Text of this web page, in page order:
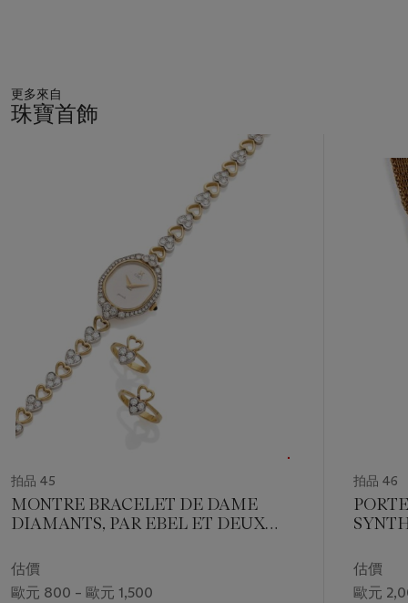
更多來自
珠寶首飾
拍品 45
MONTRE BRACELET DE DAME
DIAMANTS, PAR EBEL ET DEUX
估價
歐元 800 – 歐元 1,500
拍品 46
估價
歐元